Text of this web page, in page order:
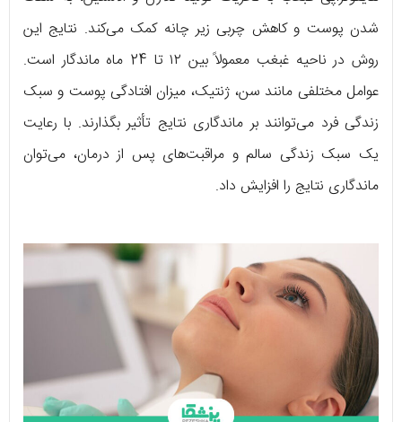
شدن پوست و کاهش چربی زیر چانه کمک می‌کند. نتایج این
روش در ناحیه غبغب معمولاً بین ۱۲ تا 24 ماه ماندگار است.
عوامل مختلفی مانند سن، ژنتیک، میزان افتادگی پوست و سبک
زندگی فرد می‌توانند بر ماندگاری نتایج تأثیر بگذارند. با رعایت
یک سبک زندگی سالم و مراقبت‌های پس از درمان، می‌توان
ماندگاری نتایج را افزایش داد.